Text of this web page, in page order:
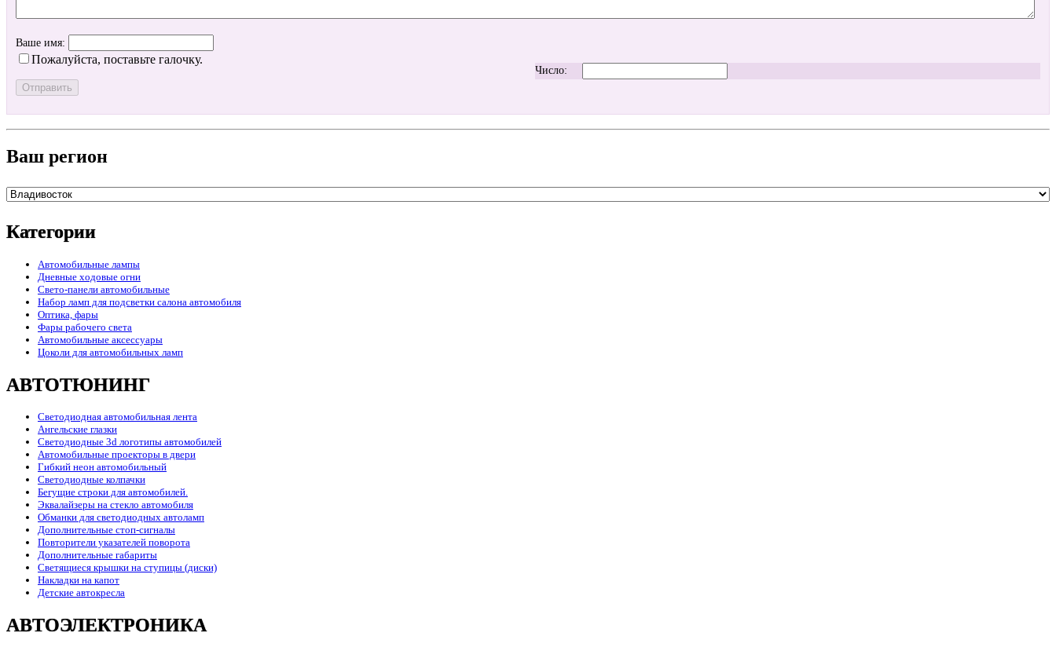
Ваше имя:
Пожалуйста, поставьте галочку.
Число:
Ваш регион
Категории
Автомобильные лампы
Дневные ходовые огни
Свето-панели автомобильные
Набор ламп для подсветки салона автомобиля
Оптика, фары
Фары рабочего света
Автомобильные аксессуары
Цоколи для автомобильных ламп
АВТОТЮНИНГ
Светодиодная автомобильная лента
Ангельские глазки
Светодиодные 3d логотипы автомобилей
Автомобильные проекторы в двери
Гибкий неон автомобильный
Светодиодные колпачки
Бегущие строки для автомобилей.
Эквалайзеры на стекло автомобиля
Обманки для светодиодных автоламп
Дополнительные стоп-сигналы
Повторители указателей поворота
Дополнительные габариты
Светящиеся крышки на ступицы (диски)
Накладки на капот
Детские автокресла
АВТОЭЛЕКТРОНИКА